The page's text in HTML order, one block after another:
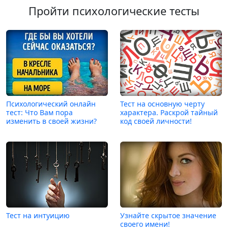
Пройти психологические тесты
Психологический онлайн
тест: Что Вам пора
изменить в своей жизни?
Тест на основную черту
характера. Раскрой тайный
код своей личности!
Тест на интуицию
Узнайте скрытое значение
своего имени!